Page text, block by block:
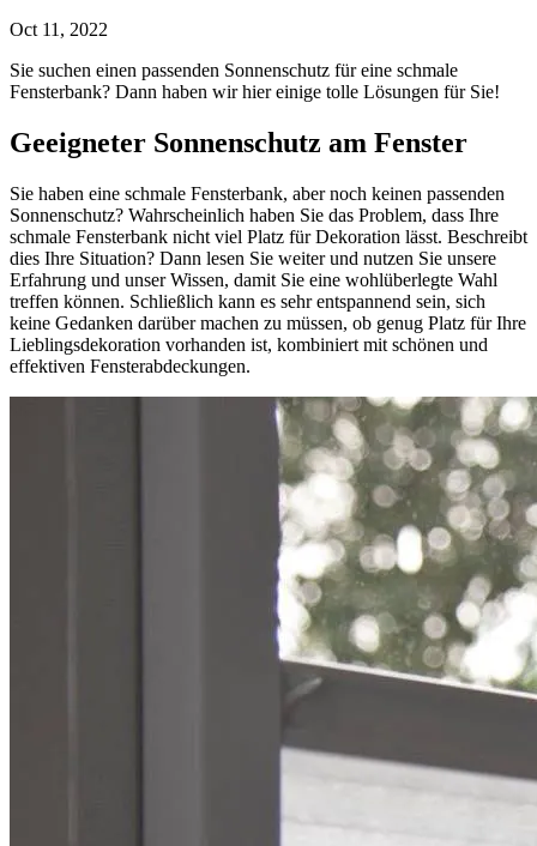
Oct 11, 2022
Sie suchen einen passenden Sonnenschutz für eine schmale
Fensterbank? Dann haben wir hier einige tolle Lösungen für Sie!
Geeigneter Sonnenschutz am Fenster
Sie haben eine schmale Fensterbank, aber noch keinen passenden
Sonnenschutz? Wahrscheinlich haben Sie das Problem, dass Ihre
schmale Fensterbank nicht viel Platz für Dekoration lässt. Beschreibt
dies Ihre Situation? Dann lesen Sie weiter und nutzen Sie unsere
Erfahrung und unser Wissen, damit Sie eine wohlüberlegte Wahl
treffen können. Schließlich kann es sehr entspannend sein, sich
keine Gedanken darüber machen zu müssen, ob genug Platz für Ihre
Lieblingsdekoration vorhanden ist, kombiniert mit schönen und
effektiven Fensterabdeckungen.